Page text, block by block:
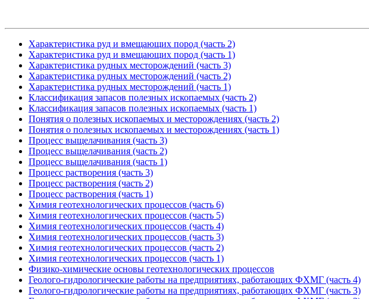
Характеристика руд и вмещающих пород (часть 2)
Характеристика руд и вмещающих пород (часть 1)
Характеристика рудных месторождений (часть 3)
Характеристика рудных месторождений (часть 2)
Характеристика рудных месторождений (часть 1)
Классификация запасов полезных ископаемых (часть 2)
Классификация запасов полезных ископаемых (часть 1)
Понятия о полезных ископаемых и месторождениях (часть 2)
Понятия о полезных ископаемых и месторождениях (часть 1)
Процесс выщелачивания (часть 3)
Процесс выщелачивания (часть 2)
Процесс выщелачивания (часть 1)
Процесс растворения (часть 3)
Процесс растворения (часть 2)
Процесс растворения (часть 1)
Химия геотехнологических процессов (часть 6)
Химия геотехнологических процессов (часть 5)
Химия геотехнологических процессов (часть 4)
Химия геотехнологических процессов (часть 3)
Химия геотехнологических процессов (часть 2)
Химия геотехнологических процессов (часть 1)
Физико-химические основы геотехнологических процессов
Геолого-гидрологические работы на предприятиях, работающих ФХМГ (часть 4)
Геолого-гидрологические работы на предприятиях, работающих ФХМГ (часть 3)